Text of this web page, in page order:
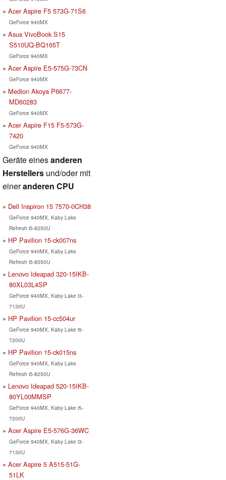
Acer Aspire F5 573G-71S6
GeForce 940MX
Asus VivoBook S15
S510UQ-BQ165T
GeForce 940MX
Acer Aspire E5-575G-73CN
GeForce 940MX
Medion Akoya P6677-
MD60283
GeForce 940MX
Acer Aspire F15 F5-573G-
7420
GeForce 940MX
Geräte einesanderen
Herstellers und/oder mit
eineranderen CPU
Dell Inspiron 15 7570-0CH38
GeForce 940MX, Kaby Lake
Refresh i5-8250U
HP Pavilion 15-ck007ns
GeForce 940MX, Kaby Lake
Refresh i5-8550U
Lenovo Ideapad 320-15IKB-
80XL03L4SP
GeForce 940MX, Kaby Lake i3-
7130U
HP Pavilion 15-cc504ur
GeForce 940MX, Kaby Lake i5-
7200U
HP Pavilion 15-ck015ns
GeForce 940MX, Kaby Lake
Refresh i5-8250U
Lenovo Ideapad 520-15IKB-
80YL00MMSP
GeForce 940MX, Kaby Lake i5-
7200U
Acer Aspire E5-576G-36WC
GeForce 940MX, Kaby Lake i3-
7130U
Acer Aspire 5 A515-51G-
51LK